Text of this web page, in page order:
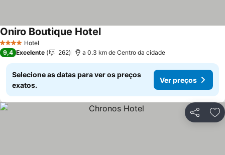
4 EstrelasHotel
Oniro Boutique Hotel
9,4 Excelente 262 a 0.3 km de Centro da cidade
Selecione as datas para ver os preços
exatos.
Ver preços
Partilhar